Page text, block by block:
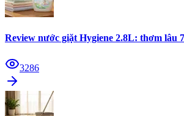
Review nước giặt Hygiene 2.8L: thơm lâu
3286